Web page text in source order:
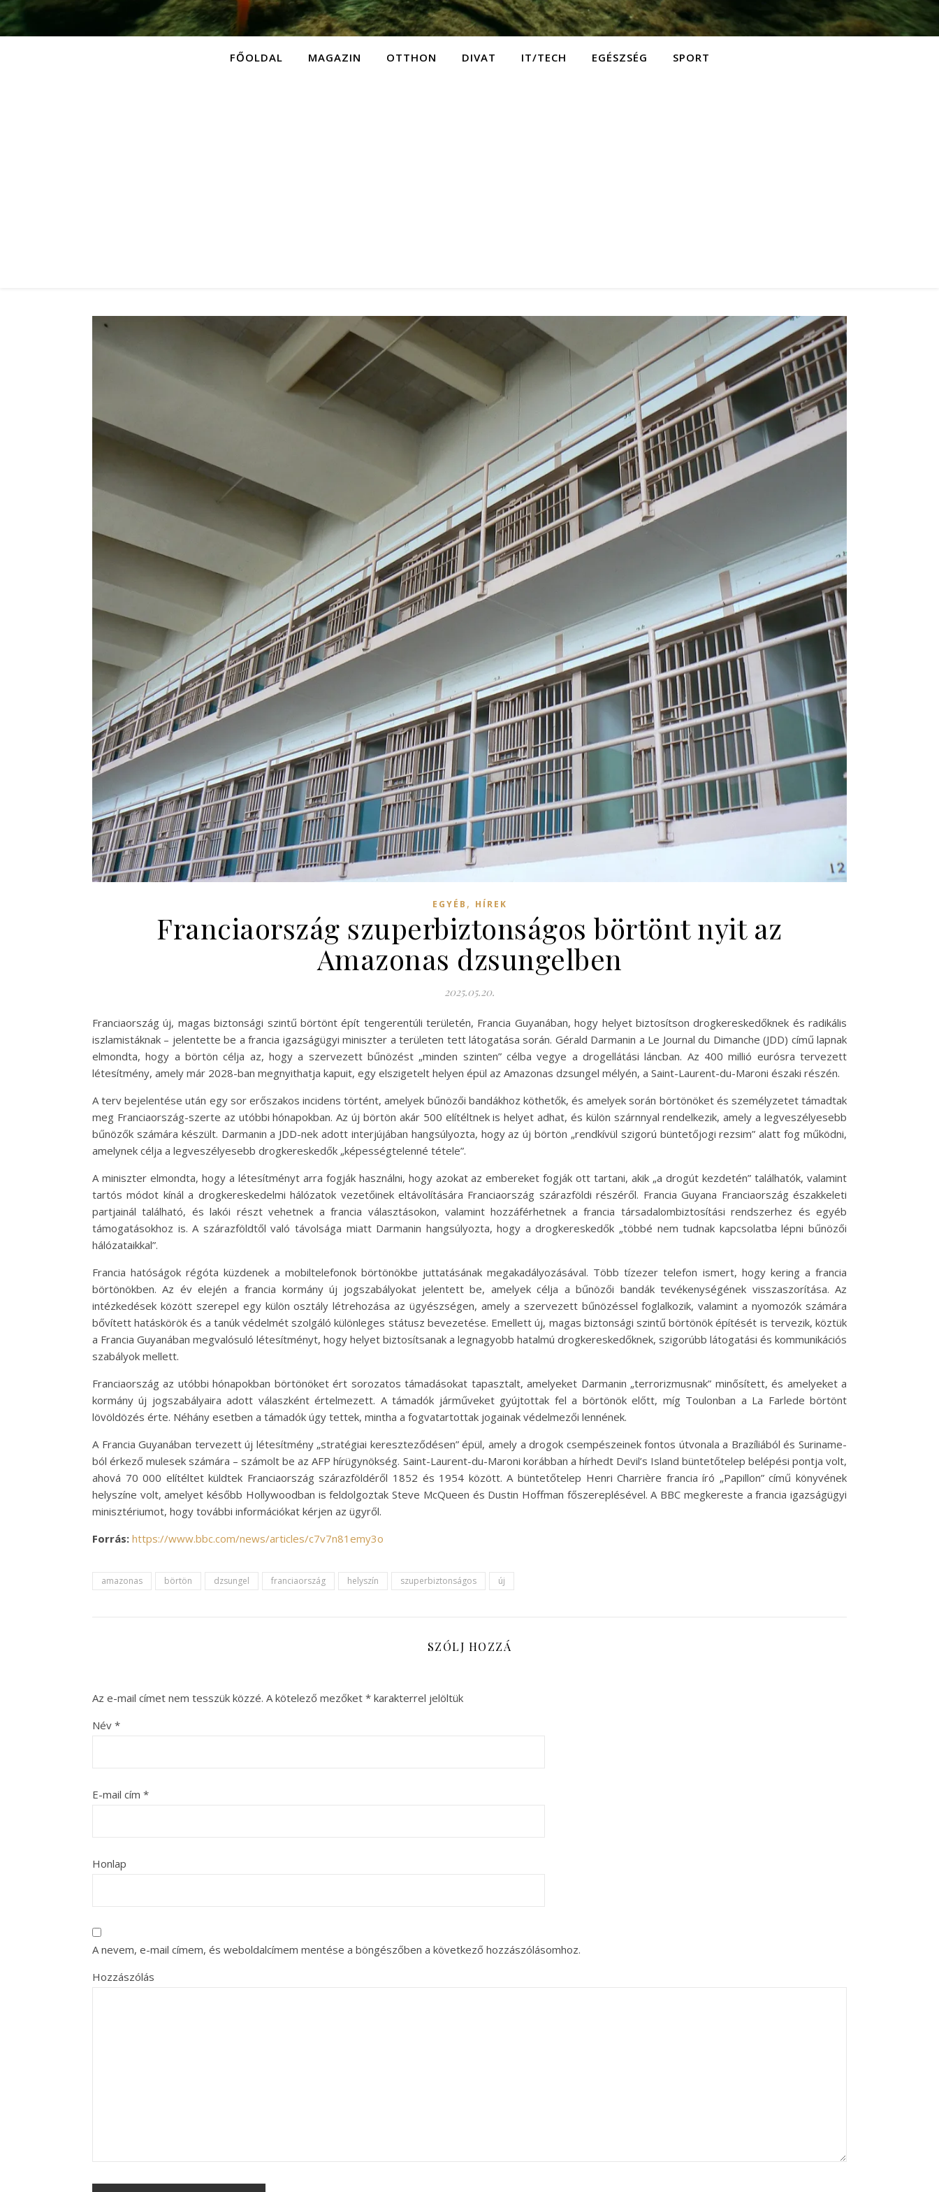
FŐOLDAL MAGAZIN OTTHON DIVAT IT/TECH EGÉSZSÉG SPORT
EGYÉB , HÍREK
Franciaország szuperbiztonságos börtönt nyit az
Amazonas dzsungelben
2025.05.20.
Franciaország új, magas biztonsági szintű börtönt épít tengerentúli területén, Francia Guyanában, hogy helyet biztosítson drogkereskedőknek és radikális
iszlamistáknak – jelentette be a francia igazságügyi miniszter a területen tett látogatása során. Gérald Darmanin a Le Journal du Dimanche (JDD) című lapnak
elmondta, hogy a börtön célja az, hogy a szervezett bűnözést „minden szinten” célba vegye a drogellátási láncban. Az 400 millió eurósra tervezett
létesítmény, amely már 2028-ban megnyithatja kapuit, egy elszigetelt helyen épül az Amazonas dzsungel mélyén, a Saint-Laurent-du-Maroni északi részén.
A terv bejelentése után egy sor erőszakos incidens történt, amelyek bűnözői bandákhoz köthetők, és amelyek során börtönöket és személyzetet támadtak
meg Franciaország-szerte az utóbbi hónapokban. Az új börtön akár 500 elítéltnek is helyet adhat, és külön szárnnyal rendelkezik, amely a legveszélyesebb
bűnözők számára készült. Darmanin a JDD-nek adott interjújában hangsúlyozta, hogy az új börtön „rendkívül szigorú büntetőjogi rezsim” alatt fog működni,
amelynek célja a legveszélyesebb drogkereskedők „képességtelenné tétele”.
A miniszter elmondta, hogy a létesítményt arra fogják használni, hogy azokat az embereket fogják ott tartani, akik „a drogút kezdetén” találhatók, valamint
tartós módot kínál a drogkereskedelmi hálózatok vezetőinek eltávolítására Franciaország szárazföldi részéről. Francia Guyana Franciaország északkeleti
partjainál található, és lakói részt vehetnek a francia választásokon, valamint hozzáférhetnek a francia társadalombiztosítási rendszerhez és egyéb
támogatásokhoz is. A szárazföldtől való távolsága miatt Darmanin hangsúlyozta, hogy a drogkereskedők „többé nem tudnak kapcsolatba lépni bűnözői
hálózataikkal”.
Francia hatóságok régóta küzdenek a mobiltelefonok börtönökbe juttatásának megakadályozásával. Több tízezer telefon ismert, hogy kering a francia
börtönökben. Az év elején a francia kormány új jogszabályokat jelentett be, amelyek célja a bűnözői bandák tevékenységének visszaszorítása. Az
intézkedések között szerepel egy külön osztály létrehozása az ügyészségen, amely a szervezett bűnözéssel foglalkozik, valamint a nyomozók számára
bővített hatáskörök és a tanúk védelmét szolgáló különleges státusz bevezetése. Emellett új, magas biztonsági szintű börtönök építését is tervezik, köztük
a Francia Guyanában megvalósuló létesítményt, hogy helyet biztosítsanak a legnagyobb hatalmú drogkereskedőknek, szigorúbb látogatási és kommunikációs
szabályok mellett.
Franciaország az utóbbi hónapokban börtönöket ért sorozatos támadásokat tapasztalt, amelyeket Darmanin „terrorizmusnak” minősített, és amelyeket a
kormány új jogszabályaira adott válaszként értelmezett. A támadók járműveket gyújtottak fel a börtönök előtt, míg Toulonban a La Farlede börtönt
lövöldözés érte. Néhány esetben a támadók úgy tettek, mintha a fogvatartottak jogainak védelmezői lennének.
A Francia Guyanában tervezett új létesítmény „stratégiai kereszteződésen” épül, amely a drogok csempészeinek fontos útvonala a Brazíliából és Suriname-
ból érkező mulesek számára – számolt be az AFP hírügynökség. Saint-Laurent-du-Maroni korábban a hírhedt Devil’s Island büntetőtelep belépési pontja volt,
ahová 70 000 elítéltet küldtek Franciaország szárazföldéről 1852 és 1954 között. A büntetőtelep Henri Charrière francia író „Papillon” című könyvének
helyszíne volt, amelyet később Hollywoodban is feldolgoztak Steve McQueen és Dustin Hoffman főszereplésével. A BBC megkereste a francia igazságügyi
minisztériumot, hogy további információkat kérjen az ügyről.
Forrás: https://www.bbc.com/news/articles/c7v7n81emy3o
amazonas börtön dzsungel franciaország helyszín szuperbiztonságos új
SZÓLJ HOZZÁ
Az e-mail címet nem tesszük közzé. A kötelező mezőket * karakterrel jelöltük
Név *
E-mail cím *
Honlap
A nevem, e-mail címem, és weboldalcímem mentése a böngészőben a következő hozzászólásomhoz.
Hozzászólás